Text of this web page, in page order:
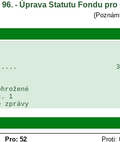
96. - Úprava Statutu Fondu
.....
1
zprávy
Pro: 52 Proti: